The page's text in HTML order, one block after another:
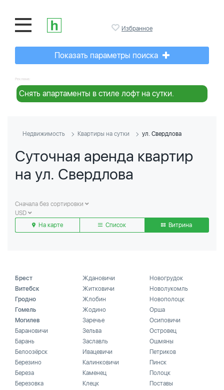
Избранное
Показать параметры поиска
Реклама:
Снять апартаменты в стиле лофт на сутки.
Недвижимость Квартиры на сутки ул. Свердлова
Суточная аренда квартир
на ул. Свердлова
Сначала без сортировки
USD
На карте
Список Витрина
Брест
Витебск
Гродно
Гомель
Могилев
Барановичи
Барань
Белоозёрск
Березино
Береза
Березовка
Ждановичи
Житковичи
Жлобин
Жодино
Заречье
Зельва
Заславль
Ивацевичи
Калинковичи
Каменец
Клецк
Новогрудок
Новолукомль
Новополоцк
Орша
Осиповичи
Островец
Ошмяны
Петриков
Пинск
Полоцк
Поставы